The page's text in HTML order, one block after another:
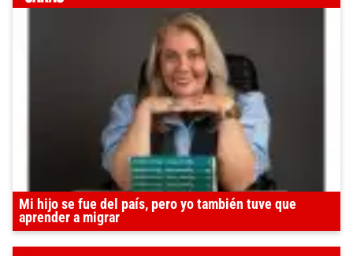
Mi hijo se fue del país, pero yo también tuve que
aprender a migrar